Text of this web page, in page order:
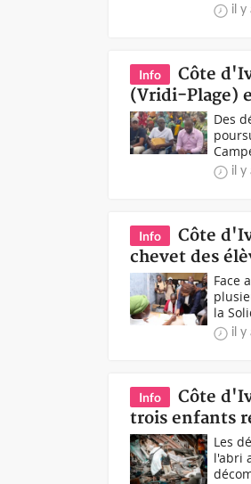
il y
Info
Côte
(Vridi-Plage)
Des
il y
Info
Côte
chevet des
Face
la
il y
Info
Côte
trois enfants
Les
l'abri